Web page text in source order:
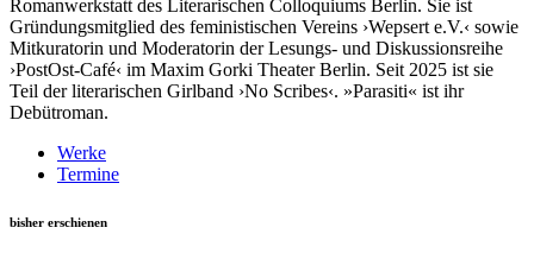
Romanwerkstatt des Literarischen Colloquiums Berlin. Sie ist
Gründungsmitglied des feministischen Vereins ›Wepsert e.V.‹ sowie
Mitkuratorin und Moderatorin der Lesungs- und Diskussionsreihe
›PostOst-Café‹ im Maxim Gorki Theater Berlin. Seit 2025 ist sie
Teil der literarischen Girlband ›No Scribes‹. »Parasiti« ist ihr
Debütroman.
Werke
Termine
bisher erschienen